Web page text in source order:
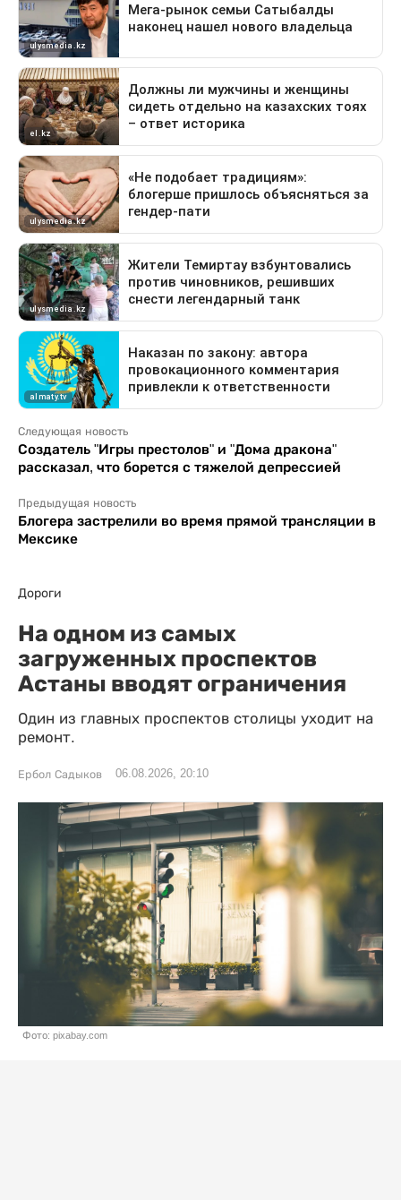
Следующая новость
Создатель "Игры престолов" и "Дома дракона"
рассказал, что борется с тяжелой депрессией
Предыдущая новость
Блогера застрелили во время прямой трансляции в
Мексике
Дороги
На одном из самых
загруженных проспектов
Астаны вводят ограничения
Один из главных проспектов столицы уходит на
ремонт.
Ербол Садыков 06.08.2026, 20:10
Фото: pixabay.com